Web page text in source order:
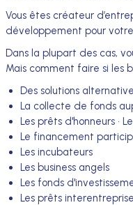
Vous êtes créateur
développement pour
Dans la plupart des cas,
Mais comment faire si les
Des solutions
La collecte de fonds
Les prêts d'honneurs •
Le financement
Les incubateurs
Les business angels
Les fonds
Les prêts